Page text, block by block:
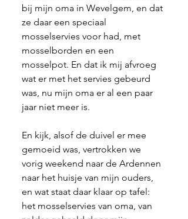
bij mijn oma in Wevelgem, en dat
ze daar een speciaal
mosselservies voor had, met
mosselborden en een
mosselpot. En dat ik mij afvroeg
wat er met het servies gebeurd
was, nu mijn oma er al een paar
jaar niet meer is.
En kijk, alsof de duivel er mee
gemoeid was, vertrokken we
vorig weekend naar de Ardennen
naar het huisje van mijn ouders,
en wat staat daar klaar op tafel:
het mosselservies van oma, van